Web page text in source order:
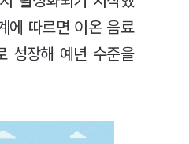
에 따르면 이온 음료
성장해 예년 수준을